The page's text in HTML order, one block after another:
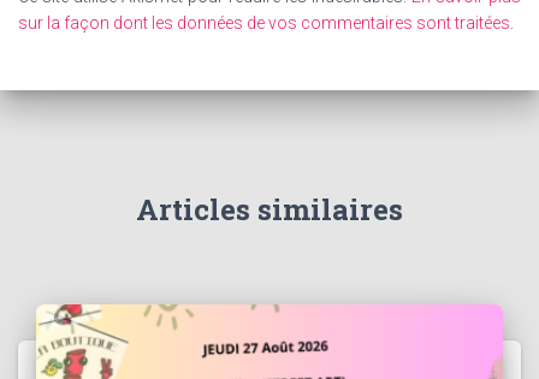
sur la façon dont les données de vos commentaires sont traitées.
Articles similaires